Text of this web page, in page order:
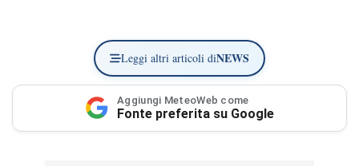
Leggi altri articoli diNEWS
Aggiungi MeteoWeb come
Fonte preferita su Google